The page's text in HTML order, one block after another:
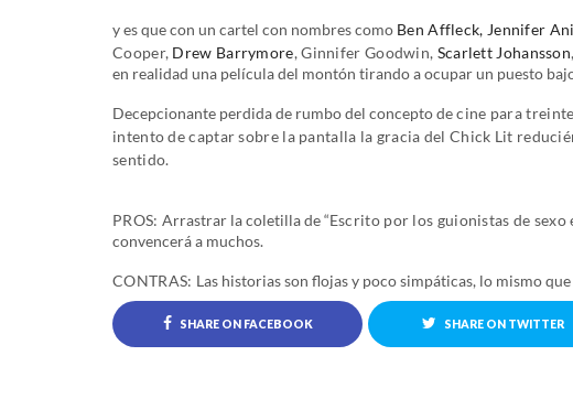
y es que con un cartel con nombres como Ben Affleck, Jennifer
Cooper, Drew Barrymore, Ginnifer Goodwin, Scarlett Johansson
en realidad una película del montón tirando a ocupar un puesto
Decepcionante perdida de rumbo del concepto decine para
intento de captar sobre la pantalla la gracia del Chick Lit
sentido.
PROS: Arrastrar la coletilla de“Escrito por los guionistas de sexo
convencerá a muchos.
CONTRAS: Las historias son flojas y poco simpáticas, lo mismo
SHARE ON FACEBOOK SHARE ON TWITTER